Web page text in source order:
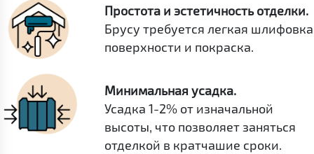
Простота и эстетичность отделки.
Брусу требуется легкая шлифовка
поверхности и покраска.
Минимальная усадка.
Усадка 1-2% от изначальной
высоты, что позволяет заняться
отделкой в кратчашие сроки.